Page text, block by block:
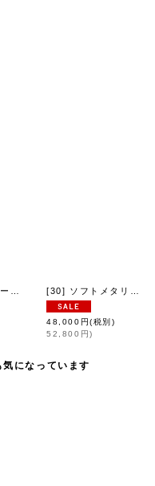
48,000 円(税別)
52,800 円)
になっています